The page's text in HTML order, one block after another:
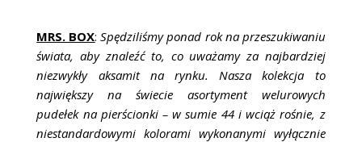
MRS. BOX:Spędziliśmy ponad rok na przeszukiwaniu
świata, aby znaleźć to, co uważamy za najbardziej
niezwykły aksamit na rynku. Nasza kolekcja to
największy na świecie asortyment welurowych
pudełek na pierścionki – w sumie 44 i wciąż rośnie, z
niestandardowymi kolorami wykonanymi wyłącznie